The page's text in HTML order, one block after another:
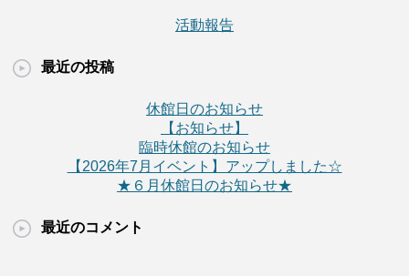
活動報告
最近の投稿
休館日のお知らせ
【お知らせ】
臨時休館のお知らせ
【2026年7月イベント】アップしました☆
★６月休館日のお知らせ★
最近のコメント